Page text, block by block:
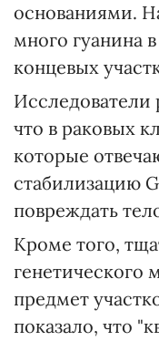
основаниями.
много гуанина
концевых
Исследователи
что в раковых
которые
стабилизацию
повреждать
Кроме того,
генетического
предмет
показало, что